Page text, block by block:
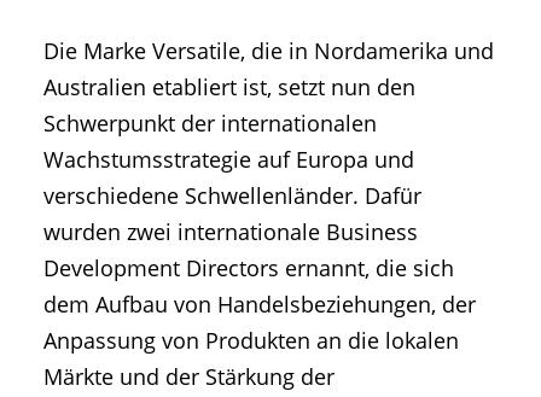
Die Marke Versatile, die in Nordamerika und
Australien etabliert ist, setzt nun den
Schwerpunkt der internationalen
Wachstumsstrategie auf Europa und
verschiedene Schwellenländer. Dafür
wurden zwei internationale Business
Development Directors ernannt, die sich
dem Aufbau von Handelsbeziehungen, der
Anpassung von Produkten an die lokalen
Märkte und der Stärkung der